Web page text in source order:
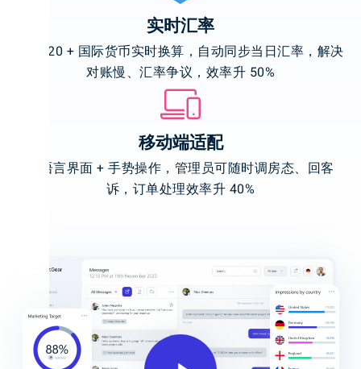
实时汇率
支持 20 + 国际货币实时换算，自动同步当日汇率，解决
对账慢、汇率争议，效率升 50%
移动端适配
多语言界面 + 手势操作，管理员可随时调房态、回客
诉，订单处理效率升 40%